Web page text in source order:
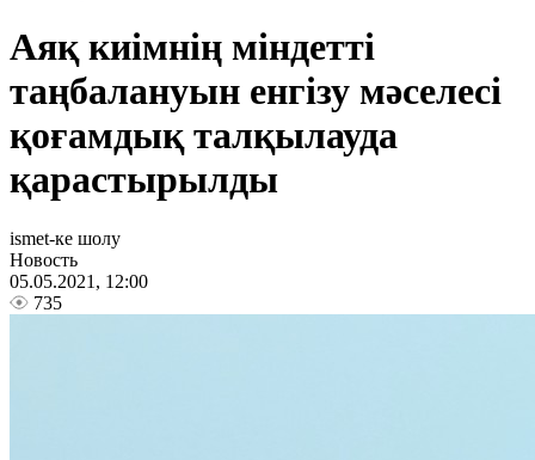
Аяқ киімнің міндетті
таңбалануын енгізу мәселесі
қоғамдық талқылауда
қарастырылды
ismet-ке шолу
Новость
05.05.2021, 12:00
735